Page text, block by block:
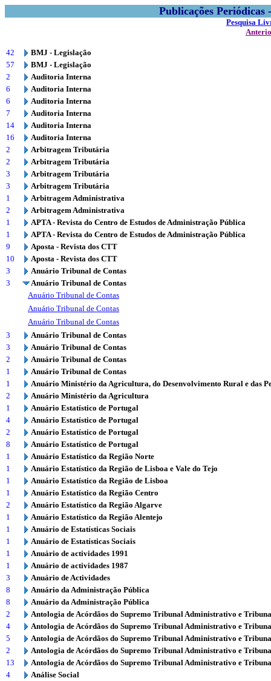
Publicações
Pesquisa
42
BMJ - Legislação
57
BMJ - Legislação
2
Auditoria Interna
6
Auditoria Interna
6
Auditoria Interna
7
Auditoria Interna
14
Auditoria Interna
16
Auditoria Interna
2
Arbitragem Tributária
2
Arbitragem Tributária
3
Arbitragem Tributária
3
Arbitragem Tributária
1
Arbitragem Administrativa
2
Arbitragem Administrativa
1
APTA - Revista do Centro de Estudos de Administração Pública
1
APTA - Revista do Centro de Estudos de Administração Pública
9
Aposta - Revista dos CTT
10
Aposta - Revista dos CTT
3
Anuário Tribunal de Contas
3
Anuário Tribunal de Contas
Anuário Tribunal de Contas
Anuário Tribunal de Contas
Anuário Tribunal de Contas
3
Anuário Tribunal de Contas
3
Anuário Tribunal de Contas
2
Anuário Tribunal de Contas
1
Anuário Tribunal de Contas
1
Anuário Ministério da Agricultura, do Desenvolvimento Rural e das
2
Anuário Ministério da Agricultura
1
Anuário Estatístico de Portugal
4
Anuário Estatístico de Portugal
2
Anuário Estatístico de Portugal
8
Anuário Estatístico de Portugal
1
Anuário Estatístico da Região Norte
1
Anuário Estatístico da Região de Lisboa e Vale do Tejo
1
Anuário Estatístico da Região de Lisboa
1
Anuário Estatístico da Região Centro
2
Anuário Estatístico da Região Algarve
1
Anuário Estatístico da Região Alentejo
1
Anuário de Estatísticas Sociais
1
Anuário de Estatísticas Sociais
1
Anuário de actividades 1991
1
Anuário de actividades 1987
3
Anuário de Actividades
8
Anuário da Administração Pública
8
Anuário da Administração Pública
2
Antologia de Acórdãos do Supremo Tribunal Administrativo e
4
Antologia de Acórdãos do Supremo Tribunal Administrativo e
5
Antologia de Acórdãos do Supremo Tribunal Administrativo e
2
Antologia de Acórdãos do Supremo Tribunal Administrativo e
13
Antologia de Acórdãos do Supremo Tribunal Administrativo e
4
Análise Social